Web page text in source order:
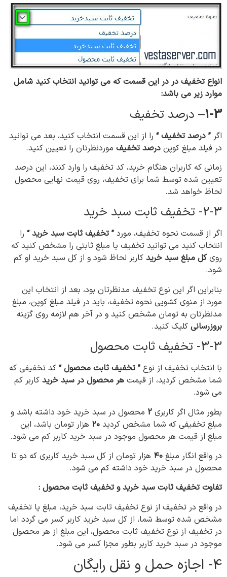
انواع تخفیف در در این قسمت که می توانید انتخاب کنید شامل
موارد زیر می باشد:
1-3– درصد تخفیف
اگر ” درصد تخفیف “ را از این قسمت انتخاب کنید، بعد می توانید
در فیلد مبلغ کوپن درصد تخفیف موردنظرتان را تعیین کنید.
زمانی که کاربران هنگام خرید، کد تخفیف را وارد کنند، این درصد
تعیین شده توسط شما برای تخفیف، روی قیمت نهایی محصول
لحاظ خواهد شد.
2-3- تخفیف ثابت سبد خرید
اگر از قسمت نحوه تخفیف، مورد ” تخفیف ثابت سبد خرید “ را
انتخاب کنید می توانید تخفیف یا مبلغ ثابتی را مشخص کنید که
رویکل مبلغ سبد خرید کاربر لحاظ شود و از کل سبد خرید او کم
شود.
بنابراین اگر این نوع تخفیف مدنظرتان بود، بعد از انتخاب این
مورد از منوی کشویی نحوه تخفیف، باید در فیلد مبلغ کوپن، مبلغ
مدنظرتان به تومان مشخص کنید و در آخر هم لازمه روی گزینه
بروزرسانی کلیک کنید.
3-3- تخفیف ثابت محصول
با انتخاب تخفیف از نوع ” تخفیف ثابت محصول “ کد تخفیفی که
شما مشخص کردید، از قیمت هر محصول در سبد خرید کاربر کم
می شود.
بطور مثال اگر کاربری 2 محصول در سبد خرید خود داشته باشد و
مبلغ تخفیفی که شما مشخص کردید ۲۰ هزار تومان باشد، این
مبلغ از قیمت هر محصول موجود در سبد خرید کاربر کم می شود.
در واقع انگار مبلغ ۴۰ هزار تومان از کل سبد خرید کاربری که دو تا
محصول در سبد خرید خود داشته کم می شود.
تفاوت تخفیف ثابت سبد خرید و تخفیف ثابت محصول :
در واقع در تخفیف از نوع تخفیف ثابت سبد خرید، مبلغ یا تخفیف
مشخص شده توسط شما، از کل سبد خرید کاربر کسر می گردد اما
در تخفیف از نوع تخفیف ثابت محصول، این مبلغ از هر محصول
موجود در سبد خرید کاربر بطور مجزا کسر می شود.
4- اجازه حمل و نقل رایگان